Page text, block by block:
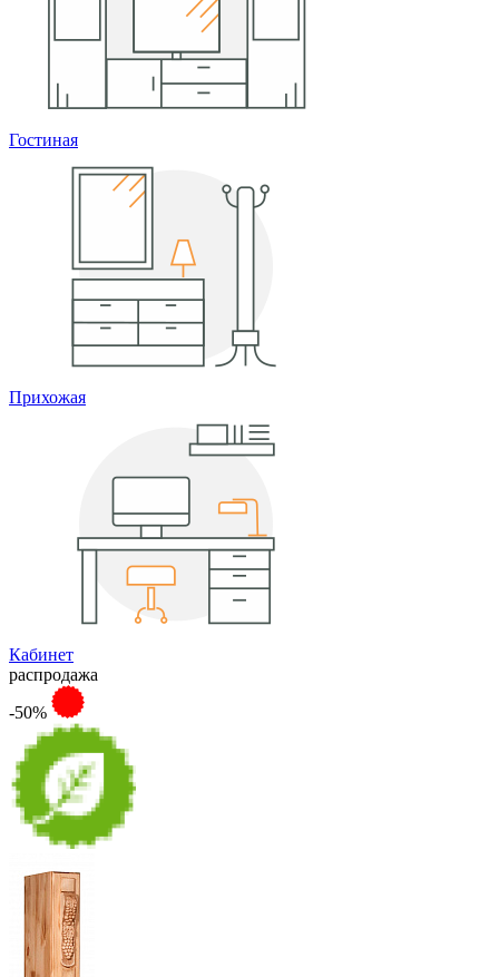
Гостиная
Прихожая
Кабинет
распродажа
-50%